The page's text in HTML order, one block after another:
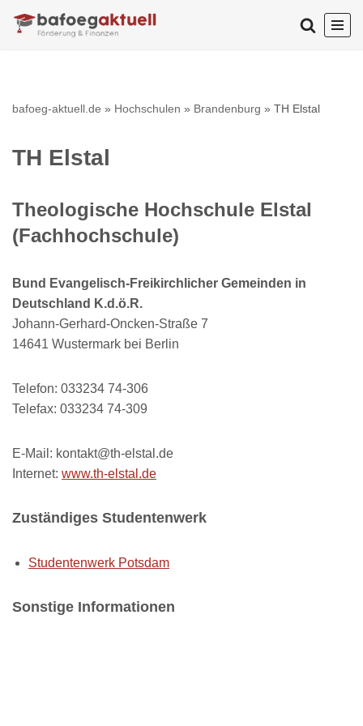
bafoeg-aktuell.de » Hochschulen » Brandenburg » TH Elstal
TH Elstal
Theologische Hochschule Elstal
(Fachhochschule)
Bund Evangelisch-Freikirchlicher Gemeinden in
Deutschland K.d.ö.R.
Johann-Gerhard-Oncken-Straße 7
14641 Wustermark bei Berlin
Telefon: 033234 74-306
Telefax: 033234 74-309
E-Mail: kontakt@th-elstal.de
Internet: www.th-elstal.de
Zuständiges Studentenwerk
Studentenwerk Potsdam
Sonstige Informationen